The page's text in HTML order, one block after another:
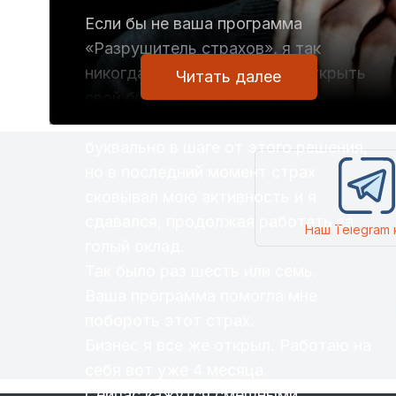
Если бы не ваша программа
«Разрушитель страхов», я так
никогда бы и не отважился открыть
свой бизнес.
За последние 10 лет много раз был
буквально в шаге от этого решения,
но в последний момент страх
сковывал мою активность и я
сдавался, продолжая работать за
Читать далее
Наш Telegram